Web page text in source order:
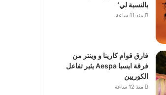
بالنسبة لي’
منذ 11 ساعة
فارق قوام كارينا و وينتر من
فرقة ايسبا Aespa يثير تفاعل
الكوريين
منذ 12 ساعة